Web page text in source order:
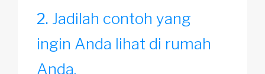
Jadilah contoh yang
ingin Anda lihat di rumah
Anda.